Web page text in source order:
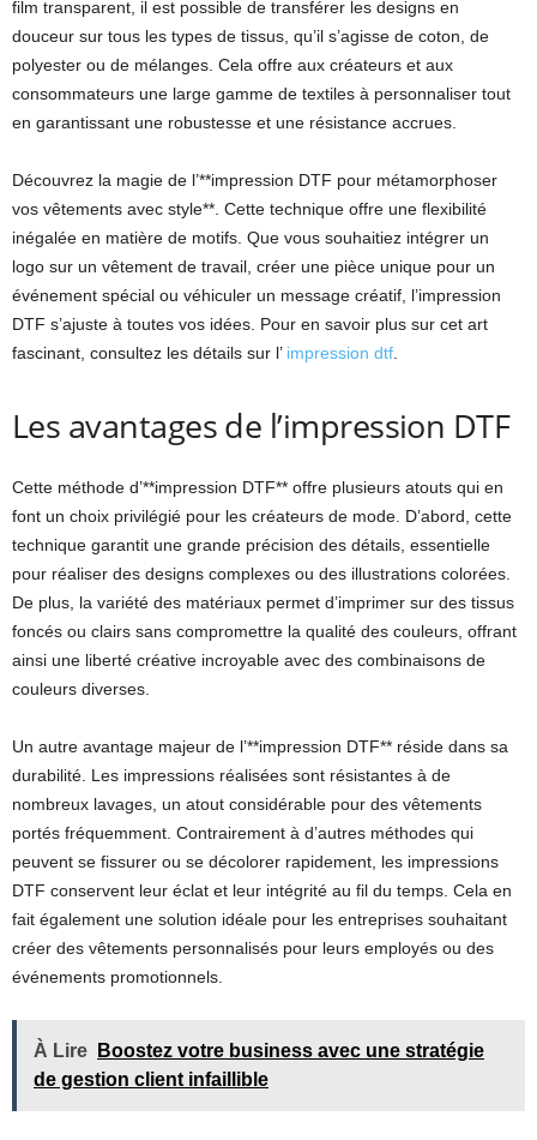
film transparent, il est possible de transférer les designs en
douceur sur tous les types de tissus, qu’il s’agisse de coton, de
polyester ou de mélanges. Cela offre aux créateurs et aux
consommateurs une large gamme de textiles à personnaliser tout
en garantissant une robustesse et une résistance accrues.
Découvrez la magie de l’**impression DTF pour métamorphoser
vos vêtements avec style**. Cette technique offre une flexibilité
inégalée en matière de motifs. Que vous souhaitiez intégrer un
logo sur un vêtement de travail, créer une pièce unique pour un
événement spécial ou véhiculer un message créatif, l’impression
DTF s’ajuste à toutes vos idées. Pour en savoir plus sur cet art
fascinant, consultez les détails sur l’ impression dtf
Les avantages de l’impression DTF
Cette méthode d’**impression DTF** offre plusieurs atouts qui en
font un choix privilégié pour les créateurs de mode. D’abord, cette
technique garantit une grande précision des détails, essentielle
pour réaliser des designs complexes ou des illustrations colorées.
De plus, la variété des matériaux permet d’imprimer sur des tissus
foncés ou clairs sans compromettre la qualité des couleurs, offrant
ainsi une liberté créative incroyable avec des combinaisons de
couleurs diverses.
Un autre avantage majeur de l’**impression DTF** réside dans sa
durabilité. Les impressions réalisées sont résistantes à de
nombreux lavages, un atout considérable pour des vêtements
portés fréquemment. Contrairement à d’autres méthodes qui
peuvent se fissurer ou se décolorer rapidement, les impressions
DTF conservent leur éclat et leur intégrité au fil du temps. Cela en
fait également une solution idéale pour les entreprises souhaitant
créer des vêtements personnalisés pour leurs employés ou des
événements promotionnels.
À Lire
Boostez votre business avec une stratégie
de gestion client infaillible